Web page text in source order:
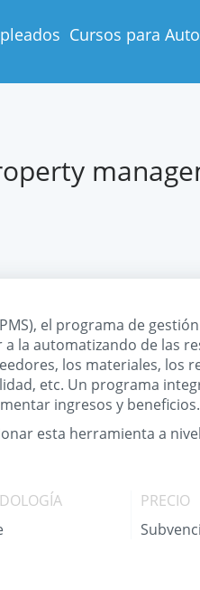
Cursos para
el programa de
la automatizando de las
los materiales, los
etc. Un programa
ingresos y beneficios.
esta herramienta a nivel
PRECIO